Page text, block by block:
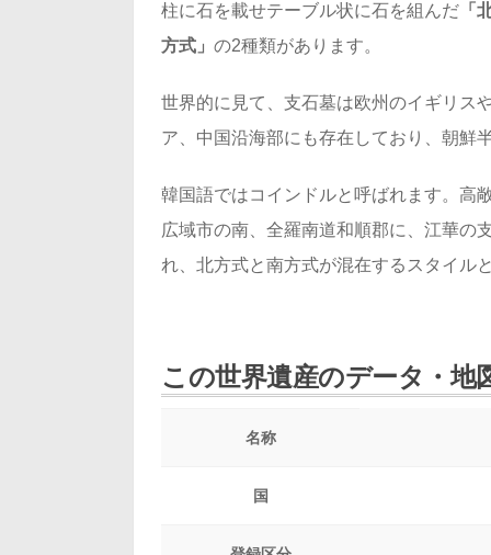
柱に石を載せテーブル状に石を組んだ 「
方式」 の2種類があります。
世界的に見て、支石墓は欧州のイギリス
ア、中国沿海部にも存在しており、朝鮮
韓国語ではコインドルと呼ばれます。高
広域市の南、全羅南道和順郡に、江華の
れ、北方式と南方式が混在するスタイル
この世界遺産のデータ・地
名称
国